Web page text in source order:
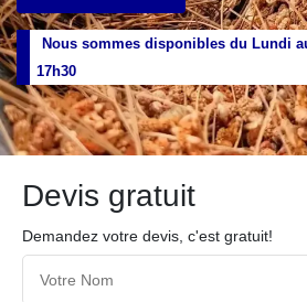
Nous sommes disponibles du Lundi
17h30
Devis gratuit
Demandez votre devis, c'est gratuit!